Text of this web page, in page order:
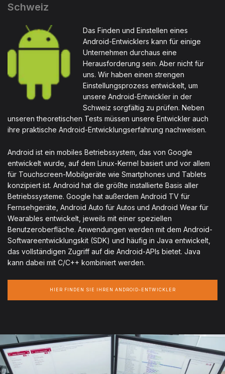
Schweiz
Das Finden und Einstellen eines
Android-Entwicklers kann für einige
Unternehmen durchaus eine
Herausforderung sein. Aber nicht für
uns. Wir haben einen strengen
Einstellungsprozess entwickelt, um
unsere Android-Entwickler in der
Schweiz sorgfältig zu prüfen. Neben
unseren theoretischen Tests müssen unsere Entwickler auch
ihre praktische Android-Entwicklungserfahrung nachweisen.
Android ist ein mobiles Betriebssystem, das von Google
entwickelt wurde, auf dem Linux-Kernel basiert und vor allem
für Touchscreen-Mobilgeräte wie Smartphones und Tablets
konzipiert ist. Android hat die größte installierte Basis aller
Betriebssysteme. Google hat außerdem Android TV für
Fernsehgeräte, Android Auto für Autos und Android Wear für
Wearables entwickelt, jeweils mit einer speziellen
Benutzeroberfläche. Anwendungen werden mit dem Android-
Softwareentwicklungskit (SDK) und häufig in Java entwickelt,
das vollständigen Zugriff auf die Android-APIs bietet. Java
kann dabei mit C/C++ kombiniert werden.
HIER FINDEN SIE IHREN ANDROID-ENTWICKLER